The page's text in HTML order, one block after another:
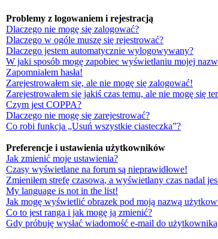
Problemy z logowaniem i rejestracją
Dlaczego nie mogę się zalogować?
Dlaczego w ogóle muszę się rejestrować?
Dlaczego jestem automatycznie wylogowywany?
W jaki sposób mogę zapobiec wyświetlaniu mojej
Zapomniałem hasła!
Zarejestrowałem się, ale nie mogę się zalogować!
Zarejestrowałem się jakiś czas temu, ale nie mogę się
Czym jest COPPA?
Dlaczego nie mogę się zarejestrować?
Co robi funkcja „Usuń wszystkie ciasteczka”?
Preferencje i ustawienia użytkowników
Jak zmienić moje ustawienia?
Czasy wyświetlane na forum są nieprawidłowe!
Zmieniłem strefę czasową, a wyświetlany czas nadal
My language is not in the list!
Jak mogę wyświetlić obrazek pod moją nazwą
Co to jest ranga i jak mogę ją zmienić?
Gdy próbuję wysłać wiadomość e-mail do